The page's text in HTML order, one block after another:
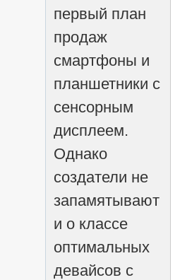
первый план
продаж
смартфоны и
планшетники с
сенсорным
дисплеем.
Однако
создатели не
запамятывают
и о классе
оптимальных
девайсов с